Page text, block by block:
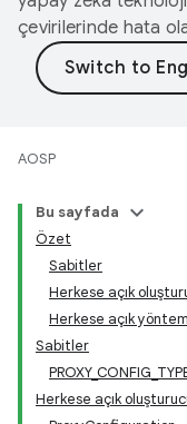
çevirilerinde hata
AOSP
Bu sayfada
Özet
Sabitler
Herkese açık
Herkese açık
Sabitler
Herkese açık